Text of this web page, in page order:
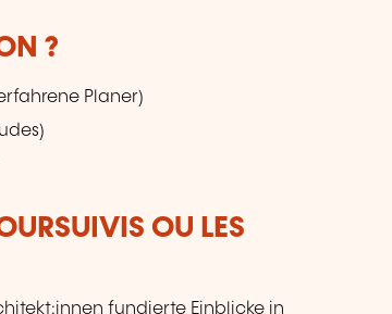
?
Planer)
OU LES
fundierte Einblicke in